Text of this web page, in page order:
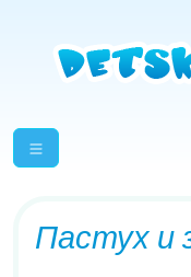
Пастух и